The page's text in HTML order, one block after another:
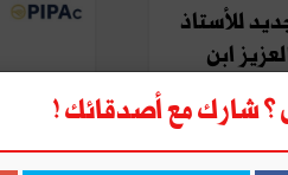
للأستاذ
ابن
؟ شارك مع أصدقائك !